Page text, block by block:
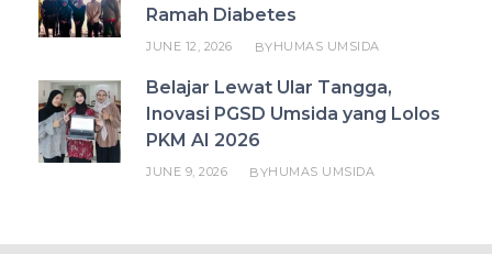
Ramah Diabetes
JUNE 12, 2026 BYHUMAS UMSIDA
Belajar Lewat Ular Tangga,
Inovasi PGSD Umsida yang Lolos
PKM AI 2026
JUNE 9, 2026 BYHUMAS UMSIDA